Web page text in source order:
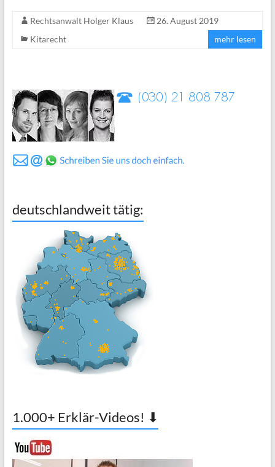
Rechtsanwalt Holger Klaus
26. August 2019
Kitarecht
mehr lesen
deutschlandweit tätig:
1.000+ Erklär-Videos! ⬇